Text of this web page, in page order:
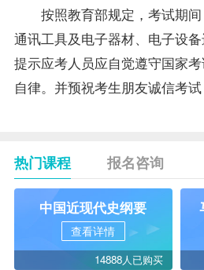
按照教育部规定，考试期间
通讯工具及电子器材、电子设
提示应考人员应自觉遵守国家
自律。并预祝考生朋友诚信考试
热门课程 报名咨询
中国近现代史纲要
查看详情
14888人已购买